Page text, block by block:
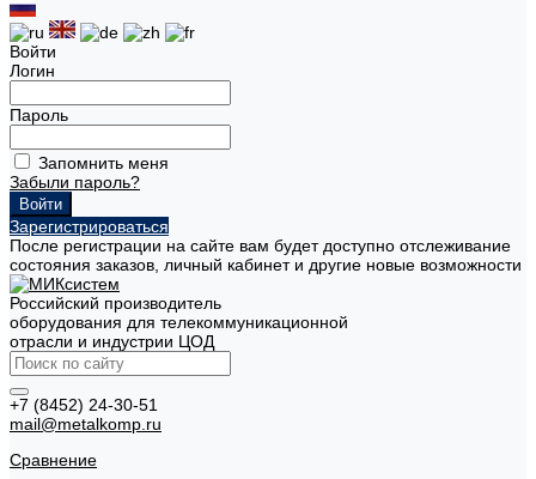
Войти
Логин
Пароль
Запомнить меня
Забыли пароль?
Зарегистрироваться
После регистрации на сайте вам будет доступно отслеживание
состояния заказов, личный кабинет и другие новые возможности
Российский производитель
оборудования для телекоммуникационной
отрасли и индустрии ЦОД
+7 (8452) 24-30-51
mail@metalkomp.ru
Сравнение